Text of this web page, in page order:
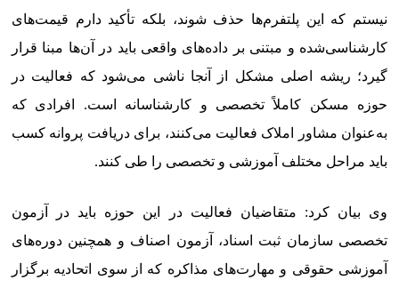
نیستم که این پلتفرم‌ها حذف شوند، بلکه تأکید دارم قیمت‌های
کارشناسی‌شده و مبتنی بر داده‌های واقعی باید در آن‌ها مبنا قرار
گیرد؛ ریشه اصلی مشکل از آنجا ناشی می‌شود که فعالیت در
حوزه مسکن کاملاً تخصصی و کارشناسانه است. افرادی که
به‌عنوان مشاور املاک فعالیت می‌کنند، برای دریافت پروانه کسب
باید مراحل مختلف آموزشی و تخصصی را طی کنند.
وی بیان کرد: متقاضیان فعالیت در این حوزه باید در آزمون
تخصصی سازمان ثبت اسناد، آزمون اصناف و همچنین دوره‌های
آموزشی حقوقی و مهارت‌های مذاکره که از سوی اتحادیه برگزار